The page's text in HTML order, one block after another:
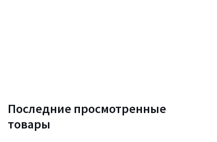
Последние просмотренные
товары